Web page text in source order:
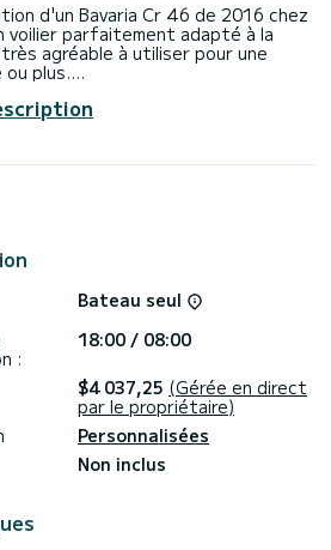
d'un Bavaria Cr 46 de 2016 chez
voilier parfaitement adapté à la
agréable à utiliser pour une
ou plus.
cabines confortables et d'une
personnes. D'une longueur totale
sur l'eau autour de Portisco
en dispose de 3 avec douche<
automatique, Propulseur
envoyer un message via la
consultant SamBoat répondra à
Bateau seul
:
18:00 / 08:00
$4 037,25 (Gérée en direct
par le propriétaire)
Personnalisées
Non inclus